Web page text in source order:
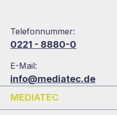
Telefonnummer:
0221 - 8880-0
E-Mail:
info@mediatec.de
MEDIATEC